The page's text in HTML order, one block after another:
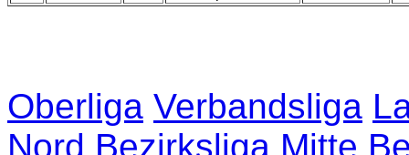
Oberliga Verbandsliga
Nord Bezirksliga Mitte